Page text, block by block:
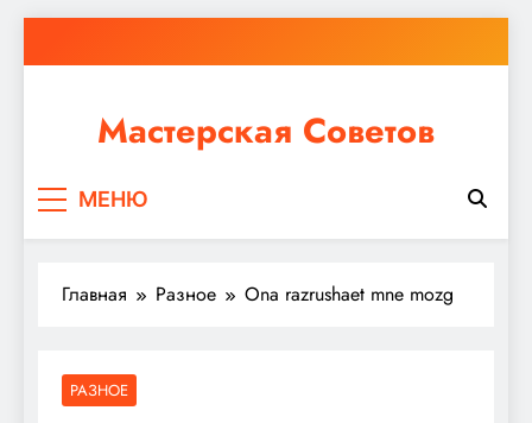
к
Мастерская Советов
ремонт или крупное строительство, в Мастерской
МЕНЮ
Главная Разное Ona razrushaet mne mozg
РАЗНОЕ